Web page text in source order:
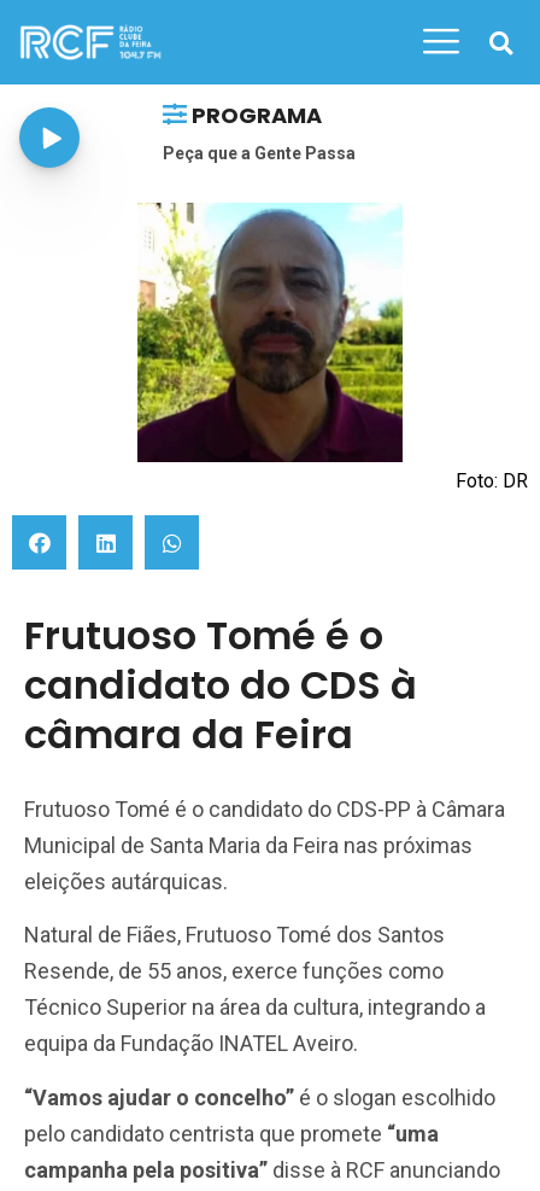
PROGRAMA
Peça que a Gente Passa
Foto: DR
Frutuoso Tomé é o
candidato do CDS à
câmara da Feira
Frutuoso Tomé é o candidato do CDS-PP à Câmara
Municipal de Santa Maria da Feira nas próximas
eleições autárquicas.
Natural de Fiães, Frutuoso Tomé dos Santos
Resende, de 55 anos, exerce funções como
Técnico Superior na área da cultura, integrando a
equipa da Fundação INATEL Aveiro.
“Vamos ajudar o concelho” é o slogan escolhido
pelo candidato centrista que promete “uma
campanha pela positiva” disse à RCF anunciando